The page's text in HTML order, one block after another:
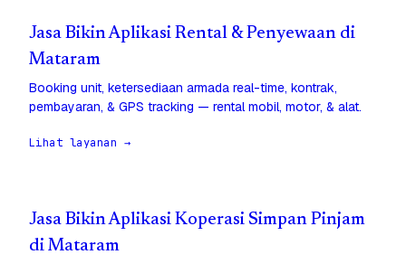
Jasa Bikin Aplikasi Rental & Penyewaan di
Mataram
Booking unit, ketersediaan armada real-time, kontrak,
pembayaran, & GPS tracking — rental mobil, motor, & alat.
Lihat layanan →
Jasa Bikin Aplikasi Koperasi Simpan Pinjam
di Mataram